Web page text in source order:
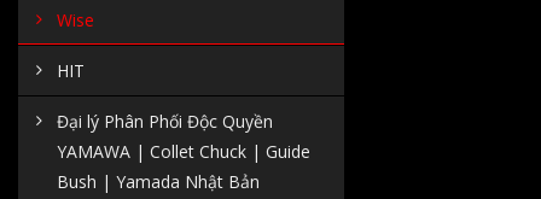
Wise
HIT
Đại lý Phân Phối Độc Quyền
YAMAWA | Collet Chuck | Guide
Bush | Yamada Nhật Bản